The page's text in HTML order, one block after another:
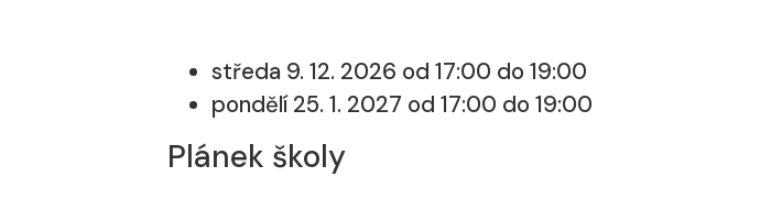
středa 9. 12. 2026 od 17:00 do 19:00
pondělí 25. 1. 2027 od 17:00 do 19:00
Plánek školy